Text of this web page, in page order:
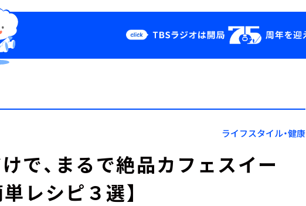
Podcast
YouTube
会社情報
ライフスタイル・健康
で、まるで絶品カフェスイー
レシピ３選】